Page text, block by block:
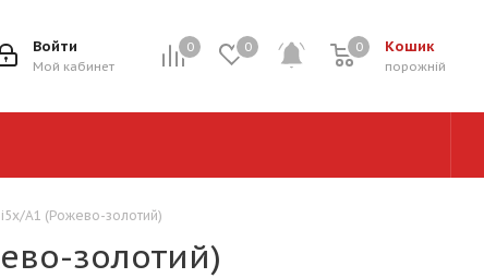
0 0 Кошик
0
порожній
0
Войти
Мой кабинет
A1 (Рожево-золотий)
золотий)